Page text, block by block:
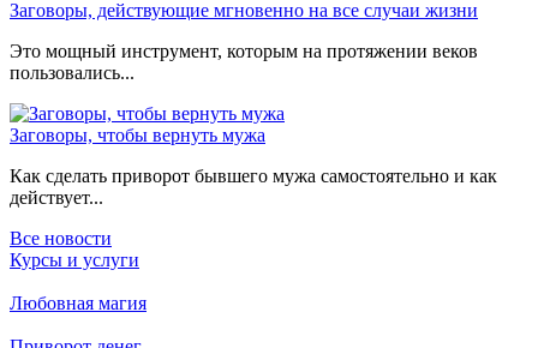
Заговоры, действующие мгновенно на все случаи жизни
Это мощный инструмент, которым на протяжении веков
пользовались...
Заговоры, чтобы вернуть мужа
Как сделать приворот бывшего мужа самостоятельно и как
действует...
Все новости
Курсы и услуги
Любовная магия